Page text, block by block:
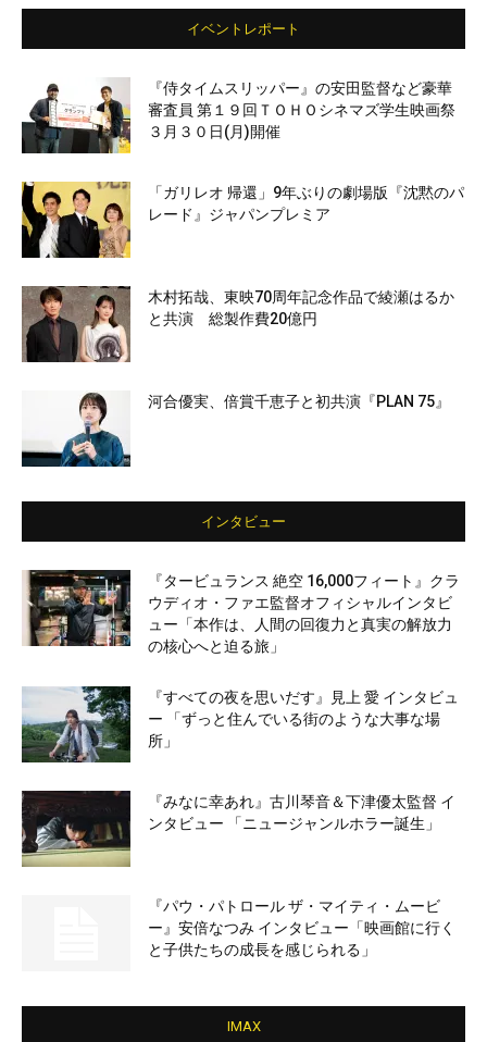
イベントレポート
『侍タイムスリッパー』の安田監督など豪華
審査員 第１９回ＴＯＨＯシネマズ学生映画祭
３月３０日(月)開催
「ガリレオ 帰還」9年ぶりの劇場版『沈黙のパ
レード』ジャパンプレミア
木村拓哉、東映70周年記念作品で綾瀬はるか
と共演 総製作費20億円
河合優実、倍賞千恵子と初共演『PLAN 75』
インタビュー
『タービュランス 絶空 16,000フィート』クラ
ウディオ・ファエ監督オフィシャルインタビ
ュー「本作は、人間の回復力と真実の解放力
の核心へと迫る旅」
『すべての夜を思いだす』見上 愛 インタビュ
ー 「ずっと住んでいる街のような大事な場
所」
『みなに幸あれ』古川琴音＆下津優太監督 イ
ンタビュー 「ニュージャンルホラー誕生」
『パウ・パトロール ザ・マイティ・ムービ
ー』安倍なつみ インタビュー「映画館に行く
と子供たちの成長を感じられる」
IMAX